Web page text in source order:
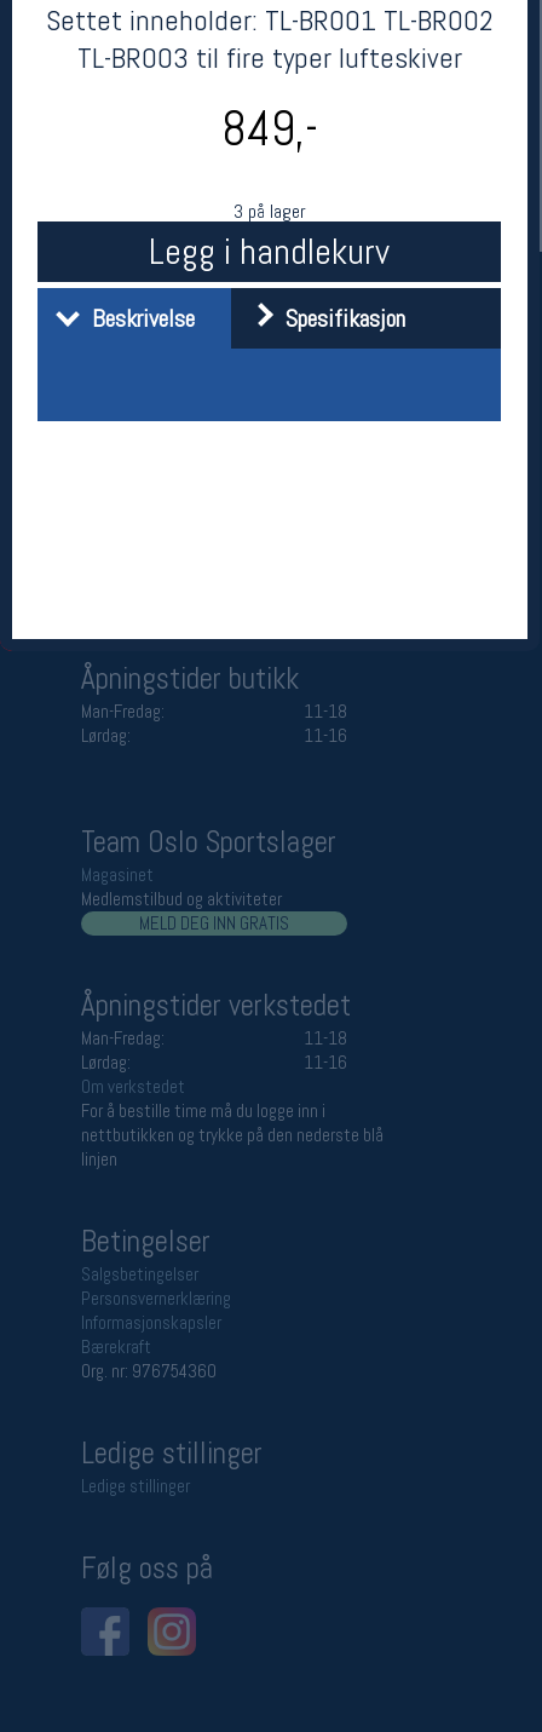
Settet inneholder: TL-BR001 TL-BR002
TL-BR003 til fire typer lufteskiver
849,-
3 på lager
Legg i handlekurv
Beskrivelse Spesifikasjon
Oslo Sportslager
Åpningstider butikk
Man-Fredag:
11-18
Lørdag:
11-16
Team Oslo Sportslager
Magasinet
Medlemstilbud og aktiviteter
MELD DEG INN GRATIS
Åpningstider verkstedet
Man-Fredag:
11-18
Lørdag:
11-16
Om verkstedet
For å bestille time må du logge inn i
nettbutikken og trykke på den nederste blå
linjen
Betingelser
Salgsbetingelser
Personsvernerklæring
Informasjonskapsler
Bærekraft
Org. nr: 976754360
Ledige stillinger
Ledige stillinger
Følg oss på